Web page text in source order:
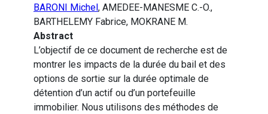
BARONI Michel , AMEDEE-MANESME C.-O.,
BARTHELEMY Fabrice, MOKRANE M.
Abstract
L’objectif de ce document de recherche est de
montrer les impacts de la durée du bail et des
options de sortie sur la durée optimale de
détention d’un actif ou d’un portefeuille
immobilier. Nous utilisons des méthodes de